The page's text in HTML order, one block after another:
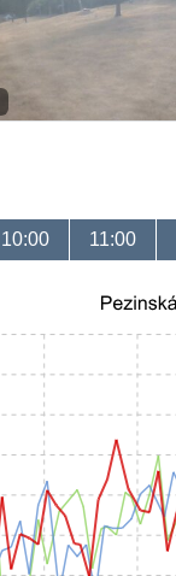
10:00 11:00